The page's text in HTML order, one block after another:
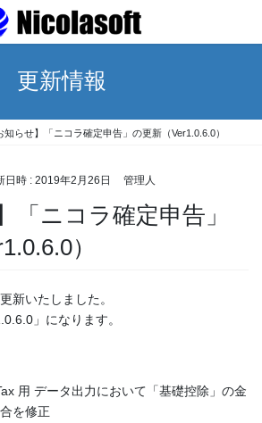
更新情報
知らせ】「ニコラ確定申告」の更新（Ver1.0.6.0）
日時 : 2019年2月26日 管理人
）
新いたしました。
」になります。
用 データ出力において「基礎控除」の金
を修正